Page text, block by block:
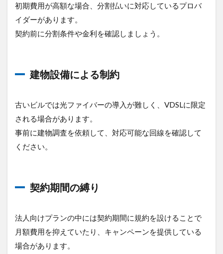
初期費用が高額な場合、分割払いに対応しているプロバ
イダーがあります。
契約前に分割条件や金利を確認しましょう。
建物設備による制約
古いビルでは光ファイバーの導入が難しく、VDSLに限定
される場合があります。
事前に建物調査を依頼して、対応可能な回線を確認して
ください。
契約期間の縛り
法人向けプランの中には契約期間に規約を設けることで
月額費用を抑えていたり、キャンペーンを提供している
場合があります。